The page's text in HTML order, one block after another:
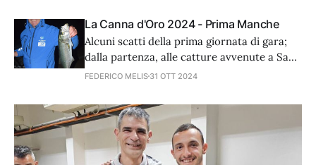
La Canna d'Oro 2024 - Prima Manche
Alcuni scatti della prima giornata di gara;
dalla partenza, alle catture avvenute a San
Pietro a Mare, Marina di Sorso, Platamona,
FEDERICO MELIS 31 OTT 2024